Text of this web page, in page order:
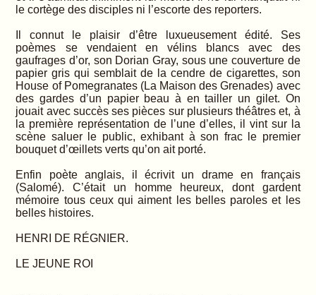
le cortège des disciples ni l’escorte des reporters.
Il connut le plaisir d’être luxueusement édité. Ses
poèmes se vendaient en vélins blancs avec des
gaufrages d’or, son Dorian Gray, sous une couverture de
papier gris qui semblait de la cendre de cigarettes, son
House of Pomegranates (La Maison des Grenades) avec
des gardes d’un papier beau à en tailler un gilet. On
jouait avec succès ses pièces sur plusieurs théâtres et, à
la première représentation de l’une d’elles, il vint sur la
scène saluer le public, exhibant à son frac le premier
bouquet d’œillets verts qu’on ait porté.
Enfin poète anglais, il écrivit un drame en français
(Salomé). C’était un homme heureux, dont gardent
mémoire tous ceux qui aiment les belles paroles et les
belles histoires.
HENRI DE RÉGNIER.
LE JEUNE ROI